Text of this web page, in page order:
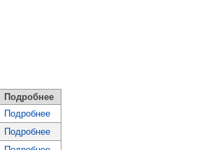
Подробнее
Подробнее
Подробнее